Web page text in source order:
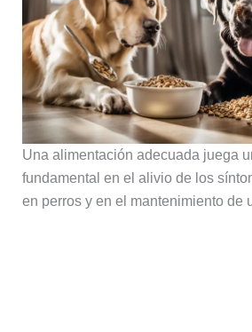
Una alimentación adecuada juega
fundamental en el alivio de los
en perros y en el mantenimiento de